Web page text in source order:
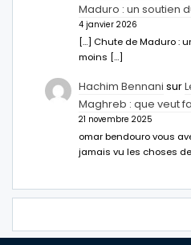
Maduro : un soutien
4 janvier 2026
[…] Chute de Maduro :
moins […]
Hachim Bennani sur
Maghreb : que veut
21 novembre 2025
omar bendouro vous
jamais vu les choses